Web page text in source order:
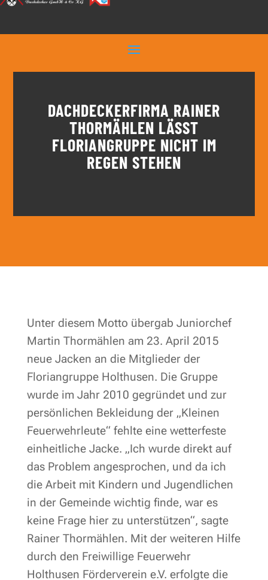
DACHDECKERFIRMA RAINER
THORMÄHLEN LÄSST
FLORIANGRUPPE NICHT IM
REGEN STEHEN
Unter diesem Motto übergab Juniorchef
Martin Thormählen am 23. April 2015
neue Jacken an die Mitglieder der
Floriangruppe Holthusen. Die Gruppe
wurde im Jahr 2010 gegründet und zur
persönlichen Bekleidung der „Kleinen
Feuerwehrleute“ fehlte eine wetterfeste
einheitliche Jacke. „Ich wurde direkt auf
das Problem angesprochen, und da ich
die Arbeit mit Kindern und Jugendlichen
in der Gemeinde wichtig finde, war es
keine Frage hier zu unterstützen“, sagte
Rainer Thormählen. Mit der weiteren Hilfe
durch den Freiwillige Feuerwehr
Holthusen Förderverein e.V. erfolgte die